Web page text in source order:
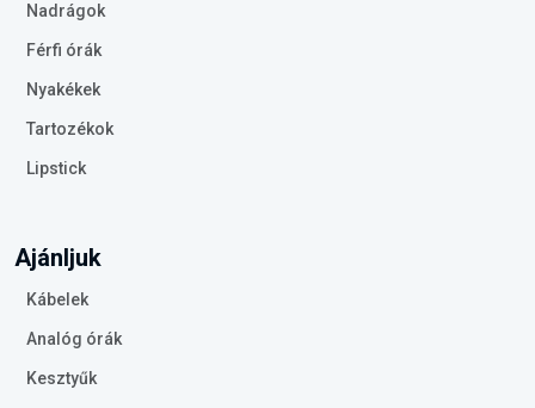
Nadrágok
Férfi órák
Nyakékek
Tartozékok
Lipstick
Ajánljuk
Kábelek
Analóg órák
Kesztyűk